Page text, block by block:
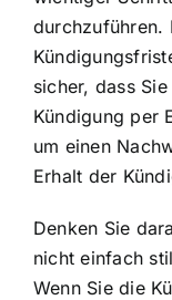
durchzuführen.
sicher, dass
Kündigung per
um einen
Erhalt der
Denken Sie
nicht einfach
Wenn Sie die